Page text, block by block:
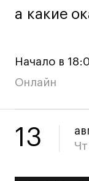
а какие
а какие
Начало в
Онлайн
13
Чт